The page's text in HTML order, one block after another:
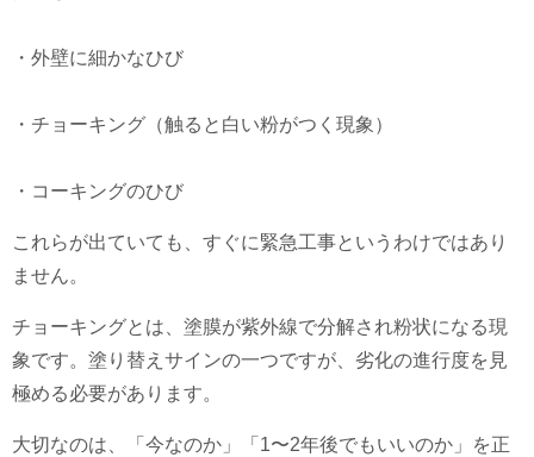
・外壁に細かなひび
・チョーキング（触ると白い粉がつく現象）
・コーキングのひび
これらが出ていても、すぐに緊急工事というわけではあり
ません。
チョーキングとは、塗膜が紫外線で分解され粉状になる現
象です。塗り替えサインの一つですが、劣化の進行度を見
極める必要があります。
大切なのは、「今なのか」「1〜2年後でもいいのか」を正